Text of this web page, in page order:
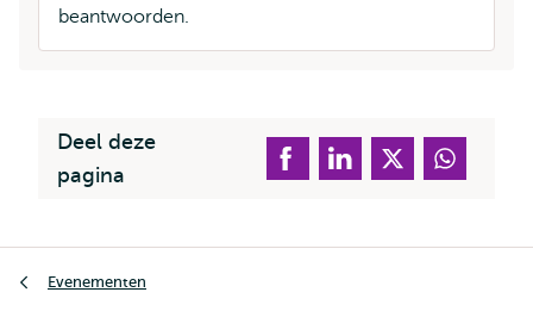
beantwoorden.
Deel deze
pagina
Evenementen